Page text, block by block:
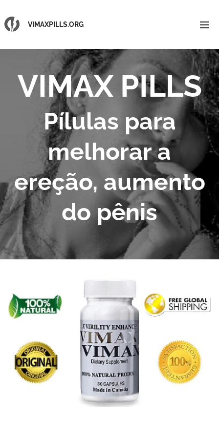
VIMAXPILLS.ORG
VIMAX PILLS
Pílulas para
melhorar a
ereção, aumento
do pênis